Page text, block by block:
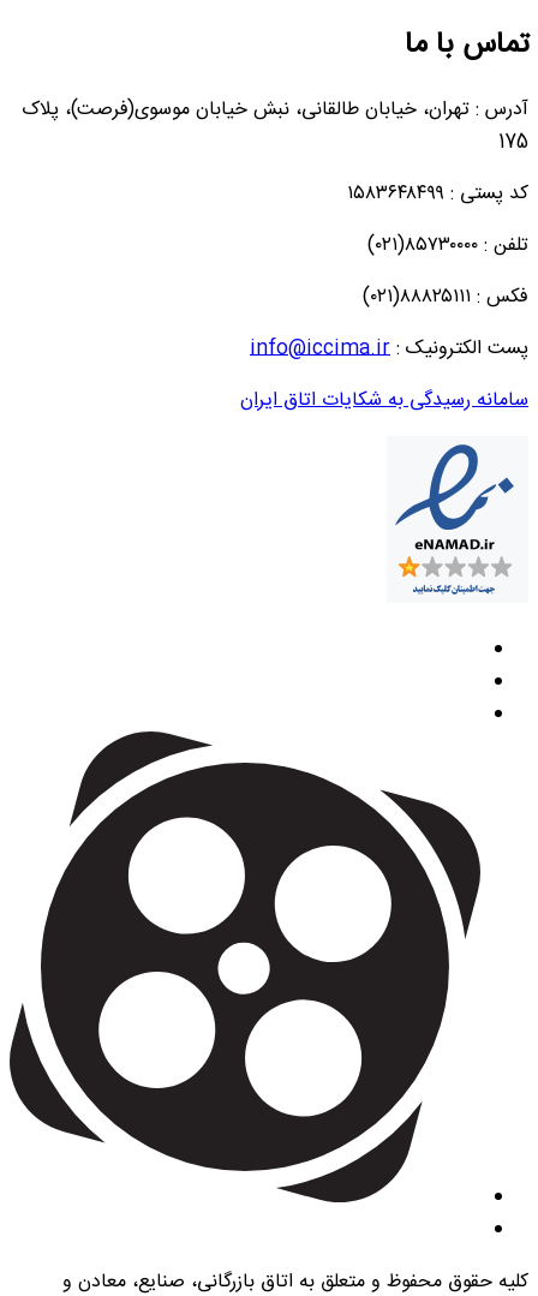
تماس با ما
آدرس : تهران، خیابان طالقانی، نبش خیابان موسوی(فرصت)، پلاک
175
کد پستی : ۱۵۸۳۶۴۸۴۹۹
تلفن : ۸۵۷۳۰۰۰۰(۰۲۱)
فکس : ۸۸۸۲۵۱۱۱(۰۲۱)
پست الکترونیک :info@iccima.ir
سامانه رسیدگی به شکایات اتاق ایران
کلیه حقوق محفوظ و متعلق به اتاق بازرگانی، صنایع، معادن و